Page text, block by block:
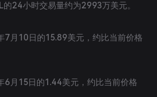
24小时交易量约为2993万美元。
7月10日的15.89美元，约比当前价格
6月15日的1.44美元，约比当前价格